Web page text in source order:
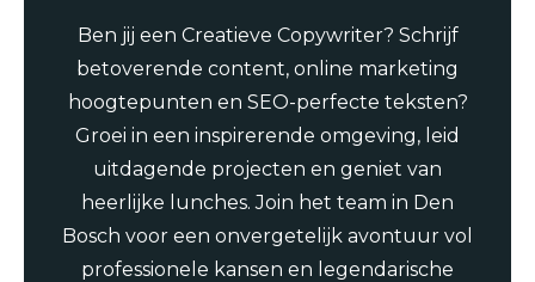
Ben jij een Creatieve Copywriter? Schrijf
betoverende content, online marketing
hoogtepunten en SEO-perfecte teksten?
Groei in een inspirerende omgeving, leid
uitdagende projecten en geniet van
heerlijke lunches. Join het team in Den
Bosch voor een onvergetelijk avontuur vol
professionele kansen en legendarische